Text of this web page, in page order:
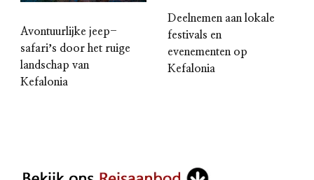
Avontuurlijke jeep-
safariʼs door het ruige
landschap van
Kefalonia
Deelnemen aan lokale
festivals en
evenementen op
Kefalonia